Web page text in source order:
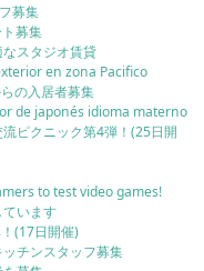
募集
募集
スタジオ賃貸
en zona Pacifico
の入居者募集
de japonés idioma materno
ピクニック第4弾！(25日開
to test video games!
います
(17日開催)
チンスタッフ募集